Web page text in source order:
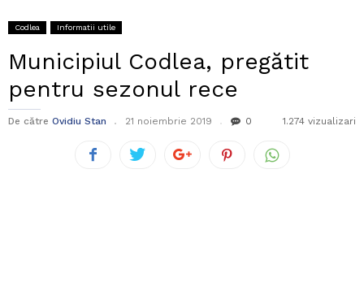
Codlea Informatii utile
Municipiul Codlea, pregătit
pentru sezonul rece
De către Ovidiu Stan 21 noiembrie 2019 0 1.274 vizualizari